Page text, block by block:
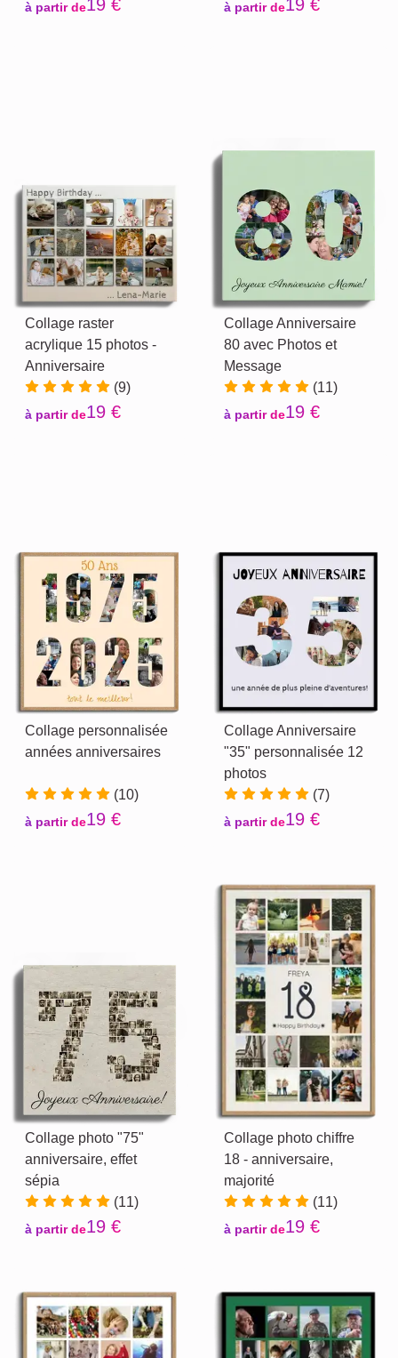
à partir de19 € à partir de19 €
Collage raster
acrylique 15 photos -
Anniversaire
(9)
à partir de19 €
Collage Anniversaire
80 avec Photos et
Message
(11)
à partir de19 €
Collage personnalisée
années anniversaires
(10)
à partir de19 €
Collage Anniversaire
"35" personnalisée 12
photos
(7)
à partir de19 €
Collage photo "75"
anniversaire, effet
sépia
(11)
à partir de19 €
Collage photo chiffre
18 - anniversaire,
majorité
(11)
à partir de19 €